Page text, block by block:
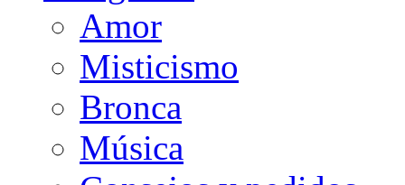
Amor
Misticismo
Bronca
Música